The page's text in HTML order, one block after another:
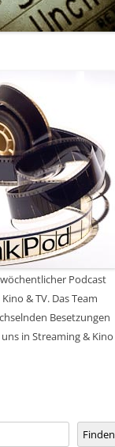
Podcast
& TV. Das Team
Besetzungen
in Streaming & Kino
Finden